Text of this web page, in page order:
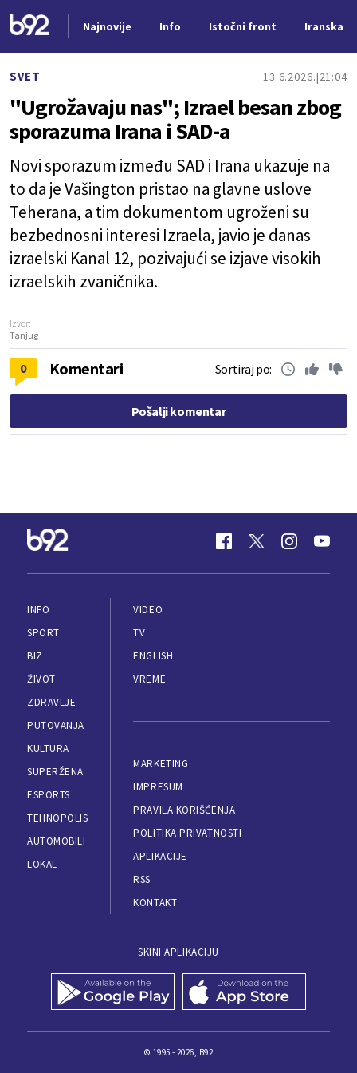
Najnovije Info Istočni front Iranska
SVET 13.6.2026. 21:04
"Ugrožavaju nas"; Izrael besan zbog
sporazuma Irana i SAD-a
Novi sporazum između SAD i Irana ukazuje na
to da je Vašington pristao na glavne uslove
Teherana, a tim dokumentom ugroženi su
bezbednosni interesi Izraela, javio je danas
izraelski Kanal 12, pozivajući se izjave visokih
izraelskih zvaničnika.
Izvor:
Tanjug
0 Komentari Sortiraj po:
Pošalji komentar
INFO
SPORT
BIZ
ŽIVOT
ZDRAVLJE
PUTOVANJA
KULTURA
SUPERŽENA
ESPORTS
TEHNOPOLIS
AUTOMOBILI
LOKAL
VIDEO
TV
ENGLISH
VREME
MARKETING
IMPRESUM
PRAVILA KORIŠĆENJA
POLITIKA PRIVATNOSTI
APLIKACIJE
RSS
KONTAKT
SKINI APLIKACIJU
© 1995 - 2026, B92